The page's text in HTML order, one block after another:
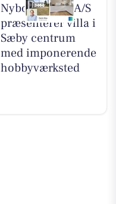
Nybolig Sæby A/S
præsenterer villa i
Sæby centrum
med imponerende
hobbyværksted